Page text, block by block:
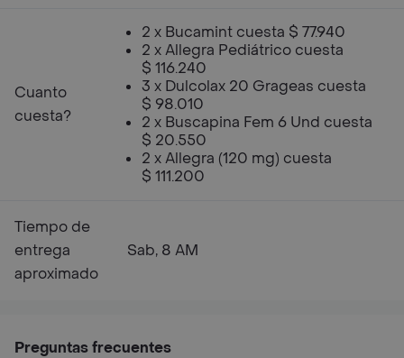
Cuanto
cuesta?
2 x Bucamint cuesta $ 77.940
2 x Allegra Pediátrico cuesta
$ 116.240
3 x Dulcolax 20 Grageas cuesta
$ 98.010
2 x Buscapina Fem 6 Und cuesta
$ 20.550
2 x Allegra (120 mg) cuesta
$ 111.200
Tiempo de
entrega
aproximado
Sab, 8 AM
Preguntas frecuentes